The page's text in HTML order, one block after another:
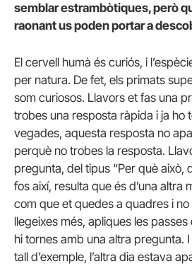
semblar estrambòtiques, però
raonant us poden portar a
El cervell humà és curiós, i
per natura. De fet, els primats
som curiosos. Llavors et fas una
trobes una resposta ràpida i ja ho
vegades, aquesta resposta no
perquè no trobes la resposta.
pregunta, del tipus “Per què això,
fos així, resulta que és d’una altra
com que et quedes a quadres i
llegeixes més, apliques les
hi tornes amb una altra pregunta.
tall d’exemple, l’altra dia estava